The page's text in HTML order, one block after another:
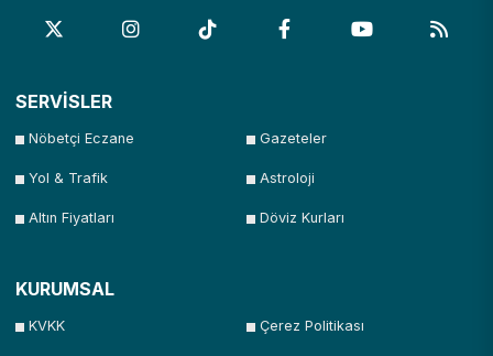
SERVİSLER
Nöbetçi Eczane Gazeteler
Yol & Trafik Astroloji
Altın Fiyatları Döviz Kurları
KURUMSAL
KVKK Çerez Politikası